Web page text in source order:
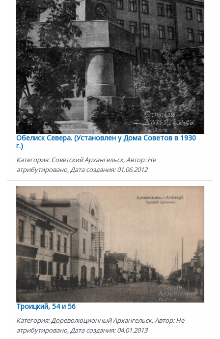
Обелиск Севера. (Установлен у Дома Советов в 1930
г.)
Категория: Советский Архангельск, Автор: Не
атрибутировано, Дата создания: 01.06.2012
Троицкий, 54 и 56
Категория: Дореволюционный Архангельск, Автор: Не
атрибутировано, Дата создания: 04.01.2013